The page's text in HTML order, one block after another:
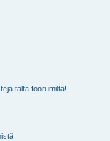
tältä foorumilta!